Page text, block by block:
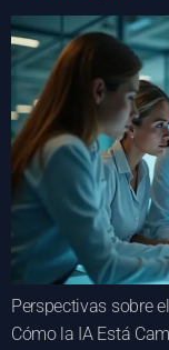
Perspectivas sobre
Cómo la IA Está